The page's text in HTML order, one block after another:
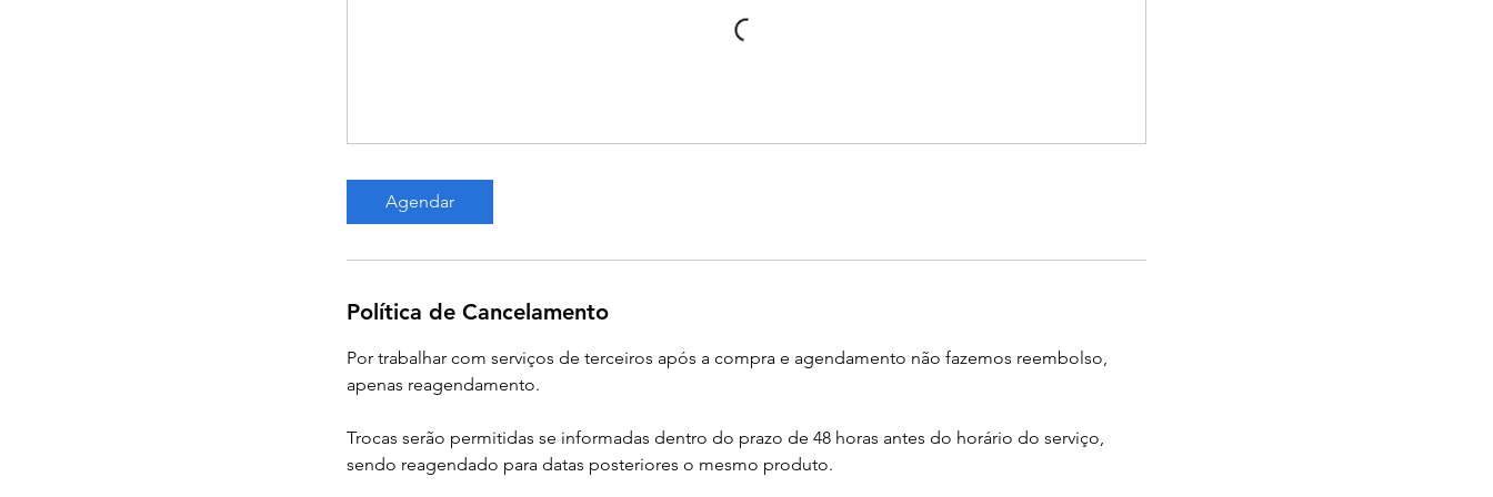
Agendar
Política de Cancelamento
Por trabalhar com serviços de terceiros após a compra e agendamento não fazemos reembolso,
apenas reagendamento.
Trocas serão permitidas se informadas dentro do prazo de 48 horas antes do horário do serviço,
sendo reagendado para datas posteriores o mesmo produto.